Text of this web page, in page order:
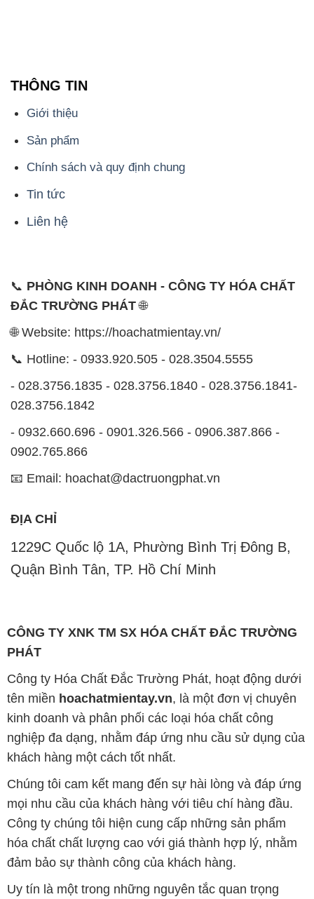
THÔNG TIN
Giới thiệu
Sản phẩm
Chính sách và quy định chung
Tin tức
Liên hệ
📞 PHÒNG KINH DOANH - CÔNG TY HÓA CHẤT
ĐẮC TRƯỜNG PHÁT🌐
🌐 Website: https://hoachatmientay.vn/
📞 Hotline: - 0933.920.505 - 028.3504.5555
- 028.3756.1835 - 028.3756.1840 - 028.3756.1841-
028.3756.1842
- 0932.660.696 - 0901.326.566 - 0906.387.866 -
0902.765.866
📧 Email: hoachat@dactruongphat.vn
ĐỊA CHỈ
1229C Quốc lộ 1A, Phường Bình Trị Đông B,
Quận Bình Tân, TP. Hồ Chí Minh
CÔNG TY XNK TM SX HÓA CHẤT ĐẮC TRƯỜNG
PHÁT
Công ty Hóa Chất Đắc Trường Phát, hoạt động dưới
tên miền hoachatmientay.vn, là một đơn vị chuyên
kinh doanh và phân phối các loại hóa chất công
nghiệp đa dạng, nhằm đáp ứng nhu cầu sử dụng của
khách hàng một cách tốt nhất.
Chúng tôi cam kết mang đến sự hài lòng và đáp ứng
mọi nhu cầu của khách hàng với tiêu chí hàng đầu.
Công ty chúng tôi hiện cung cấp những sản phẩm
hóa chất chất lượng cao với giá thành hợp lý, nhằm
đảm bảo sự thành công của khách hàng.
Uy tín là một trong những nguyên tắc quan trọng